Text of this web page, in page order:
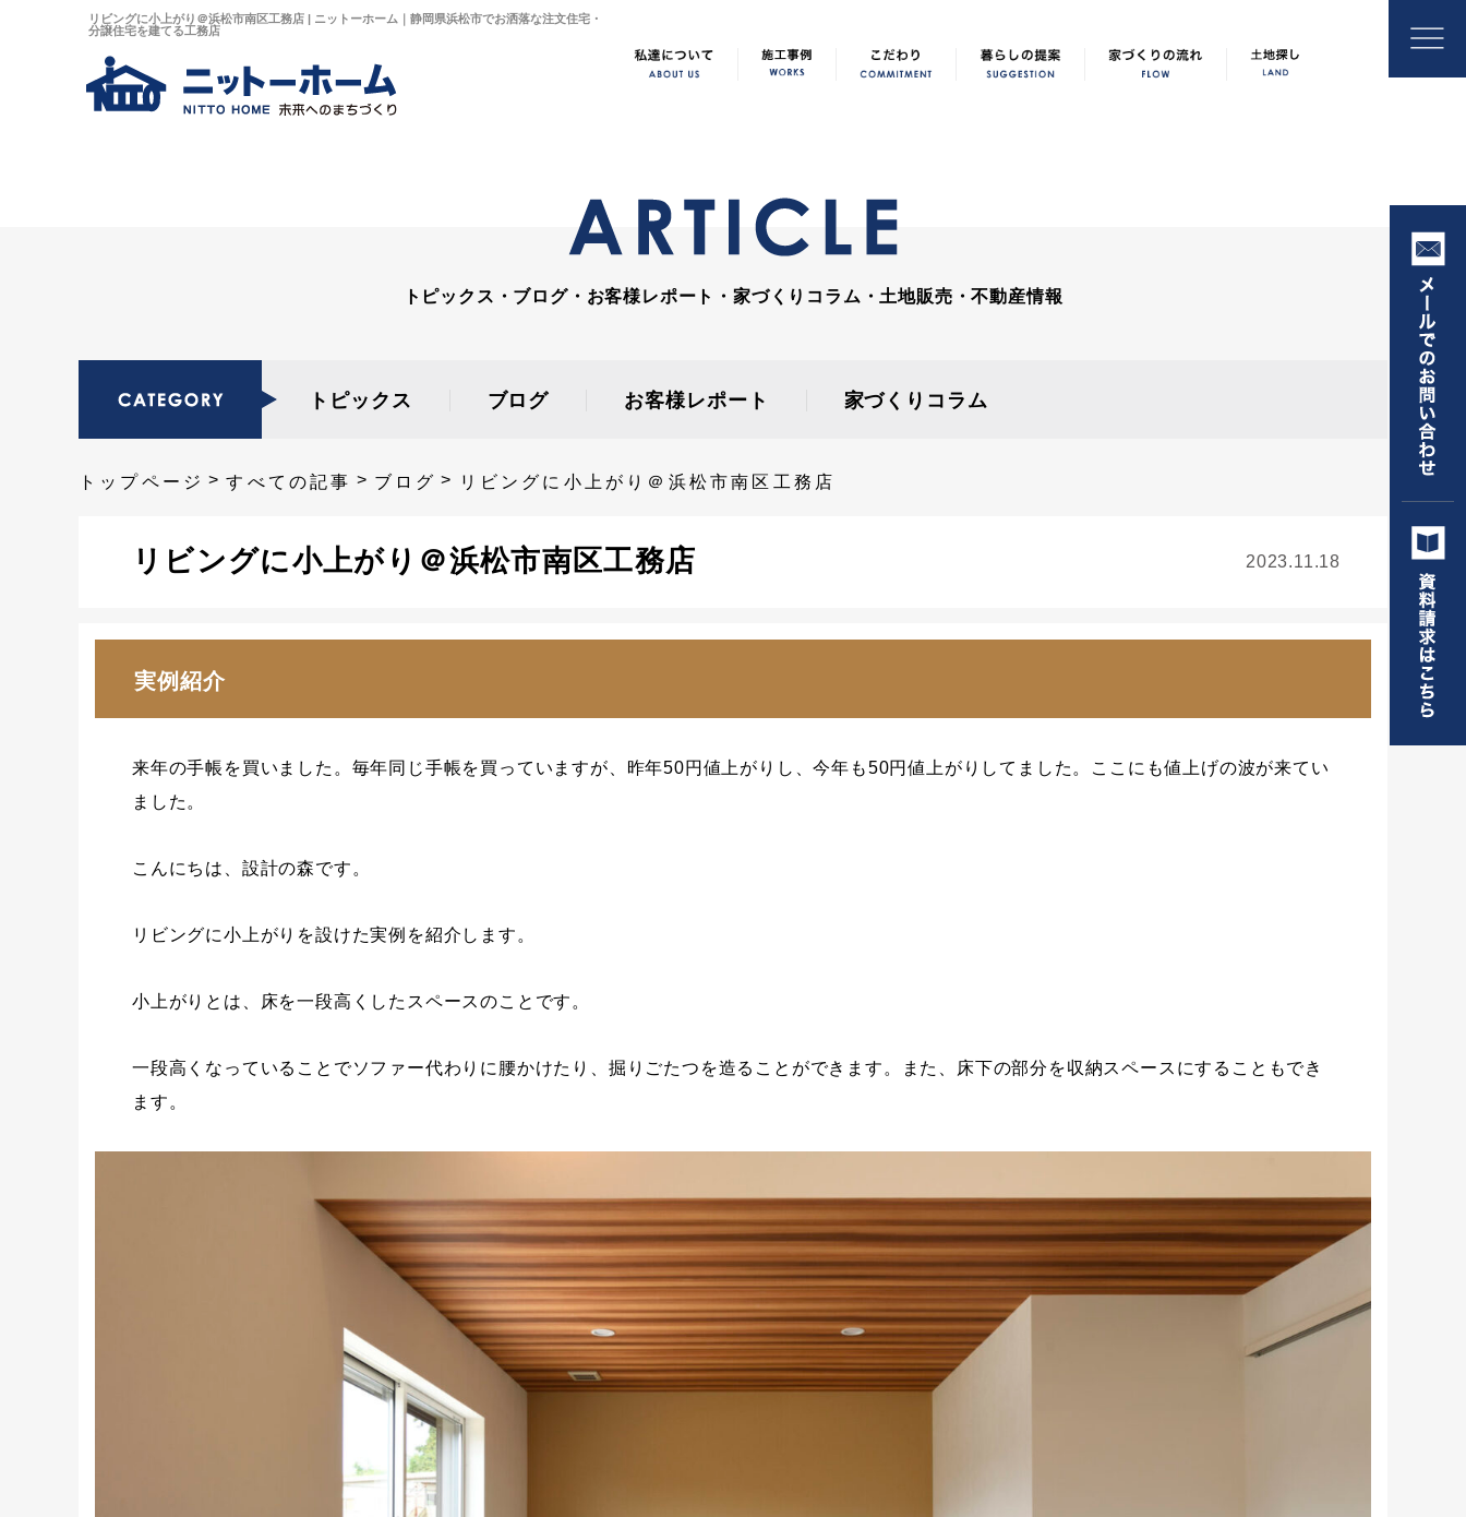
リビングに小上がり＠浜松市南区工務店 | ニットーホーム｜静岡県浜松市でお洒落な注文住宅・
分譲住宅を建てる工務店
トピックス・ブログ・お客様レポート・家づくりコラム・土地販売・不動産情報
トピックス ブログ お客様レポート 家づくりコラム
トップページ すべての記事 ブログ リビングに小上がり＠浜松市南区工務店
リビングに小上がり＠浜松市南区工務店 2023.11.18
実例紹介
来年の手帳を買いました。毎年同じ手帳を買っていますが、昨年50円値上がりし、今年も50円値上がりしてました。ここにも値上げの波が来てい
ました。
こんにちは、設計の森です。
リビングに小上がりを設けた実例を紹介します。
小上がりとは、床を一段高くしたスペースのことです。
一段高くなっていることでソファー代わりに腰かけたり、掘りごたつを造ることができます。また、床下の部分を収納スペースにすることもでき
ます。